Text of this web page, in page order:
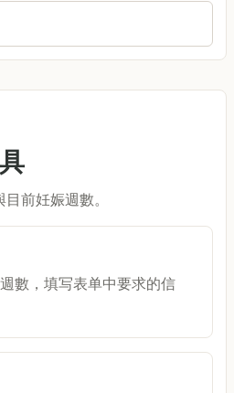
前妊娠週數。
數，填写表单中要求的信